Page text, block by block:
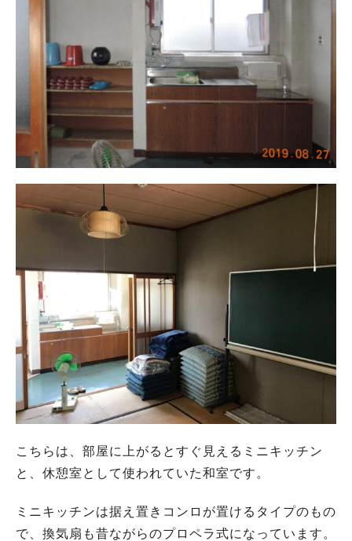
こちらは、部屋に上がるとすぐ見えるミニキッチン
と、休憩室として使われていた和室です。
ミニキッチンは据え置きコンロが置けるタイプのもの
で、換気扇も昔ながらのプロペラ式になっています。